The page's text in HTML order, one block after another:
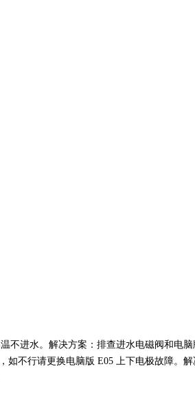
不进水。解决方案：排查进水电磁阀和电脑
如不行请更换电脑版 E05 上下电极故障。